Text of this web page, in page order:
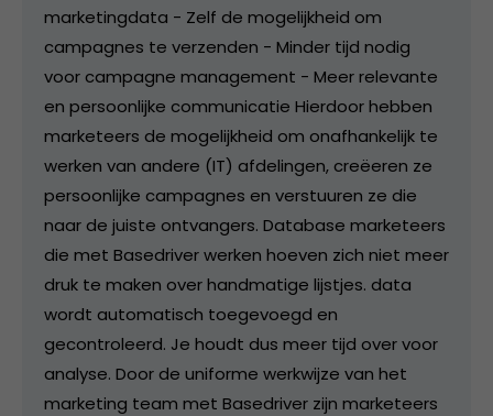
marketingdata - Zelf de mogelijkheid om
campagnes te verzenden - Minder tijd nodig
voor campagne management - Meer relevante
en persoonlijke communicatie Hierdoor hebben
marketeers de mogelijkheid om onafhankelijk te
werken van andere (IT) afdelingen, creëeren ze
persoonlijke campagnes en verstuuren ze die
naar de juiste ontvangers. Database marketeers
die met Basedriver werken hoeven zich niet meer
druk te maken over handmatige lijstjes. data
wordt automatisch toegevoegd en
gecontroleerd. Je houdt dus meer tijd over voor
analyse. Door de uniforme werkwijze van het
marketing team met Basedriver zijn marketeers